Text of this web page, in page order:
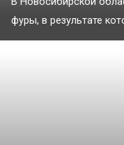
фуры, в результате